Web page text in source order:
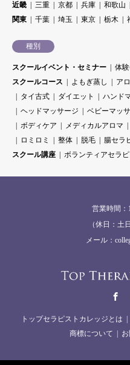
近畿
三重 京都 兵庫 和歌山
関東
千葉 埼玉 東京 栃木
種別
スクールイベント・セミナー
体
スクールコース
よもぎ蒸し ア
タイ古式
ダイエット ハンド
ヘッドマッサージ
ベビーマッ
ボディケア
メディカルアロマ
ロミロミ
整体 脱毛
腸セラ
スクール講座
ボランティアセラ
営業時間：
（休日：土
メール：
トップセラピストカレッジとは
商標について